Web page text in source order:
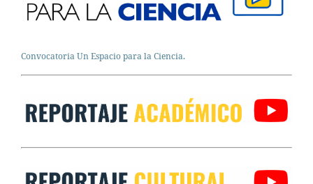
Convocatoria Un Espacio para la Ciencia.